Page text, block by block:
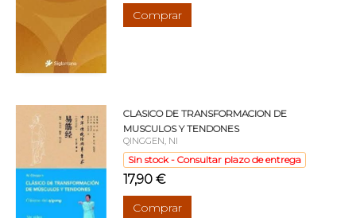
Comprar
CLASICO DE TRANSFORMACION DE
MUSCULOS Y TENDONES
QINGGEN, NI
Sin stock - Consultar plazo de entrega
17,90 €
Comprar